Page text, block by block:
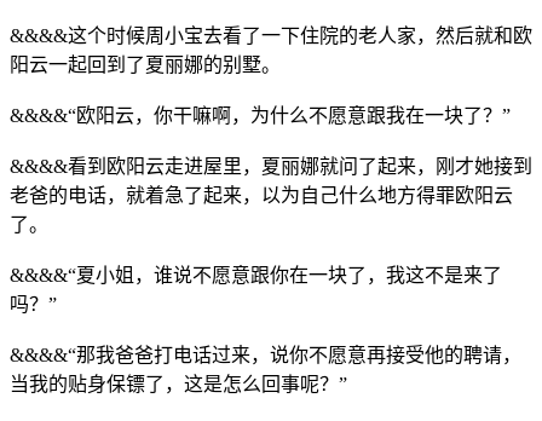
&&&&这个时候周小宝去看了一下住院的老人家，然后就和欧
阳云一起回到了夏丽娜的别墅。
&&&&“欧阳云，你干嘛啊，为什么不愿意跟我在一块了？”
&&&&看到欧阳云走进屋里，夏丽娜就问了起来，刚才她接到
老爸的电话，就着急了起来，以为自己什么地方得罪欧阳云
了。
&&&&“夏小姐，谁说不愿意跟你在一块了，我这不是来了
吗？”
&&&&“那我爸爸打电话过来，说你不愿意再接受他的聘请，
当我的贴身保镖了，这是怎么回事呢？”